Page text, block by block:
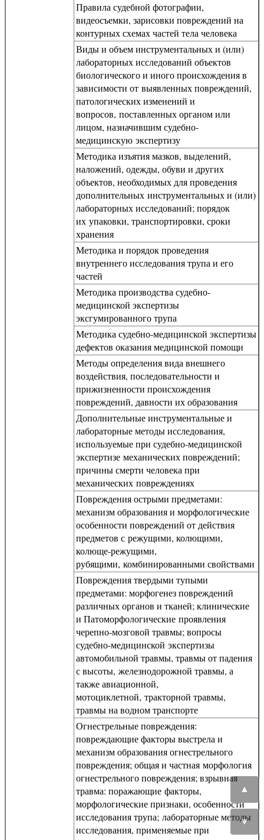
Правила судебной фотографии,
видеосъемки, зарисовки повреждений на
контурных схемах частей тела человека
Виды и объем инструментальных и (или)
лабораторных исследований объектов
биологического и иного происхождения в
зависимости от выявленных повреждений,
патологических изменений и
вопросов, поставленных органом или
лицом, назначившим судебно-
медицинскую экспертизу
Методика изъятия мазков, выделений,
наложений, одежды, обуви и других
объектов, необходимых для проведения
дополнительных инструментальных и (или)
лабораторных исследований; порядок
их упаковки, транспортировки, сроки
хранения
Методика и порядок проведения
внутреннего исследования трупа и его
частей
Методика производства судебно-
медицинской экспертизы
эксгумированного трупа
Методика судебно-медицинской экспертизы
дефектов оказания медицинской помощи
Методы определения вида внешнего
воздействия, последовательности и
прижизненности происхождения
повреждений, давности их образования
Дополнительные инструментальные и
лабораторные методы исследования,
используемые при судебно-медицинской
экспертизе механических повреждений;
причины смерти человека при
механических повреждениях
Повреждения острыми предметами:
механизм образования и морфологические
особенности повреждений от действия
предметов с режущими, колющими,
колюще-режущими,
рубящими, комбинированными свойствами
Повреждения твердыми тупыми
предметами: морфогенез повреждений
различных органов и тканей; клинические
и Патоморфологические проявления
черепно-мозговой травмы; вопросы
судебно-медицинской экспертизы
автомобильной травмы, травмы от падения
с высоты, железнодорожной травмы, а
также авиационной,
мотоциклетной, тракторной травмы,
травмы на водном транспорте
Огнестрельные повреждения:
повреждающие факторы выстрела и
механизм образования огнестрельного
повреждения; общая и частная морфология
огнестрельного повреждения; взрывная
травма: поражающие факторы,
морфологические признаки, особенности
исследования трупа; лабораторные методы
исследования, применяемые при
▲
▼